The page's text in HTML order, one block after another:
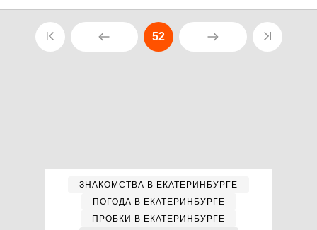
52
ЗНАКОМСТВА В ЕКАТЕРИНБУРГЕ
ПОГОДА В ЕКАТЕРИНБУРГЕ
ПРОБКИ В ЕКАТЕРИНБУРГЕ